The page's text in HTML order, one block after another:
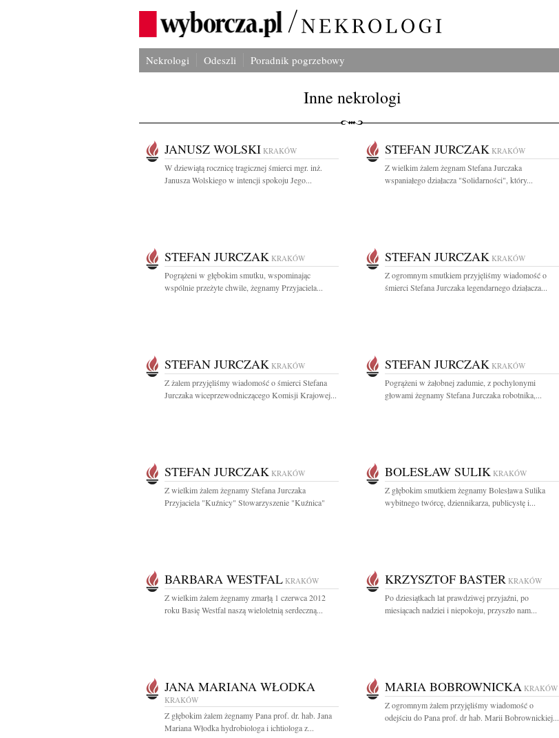
Nekrologi Odeszli Poradnik pogrzebowy
Inne nekrologi
JANUSZ WOLSKI KRAKÓW
W dziewiątą rocznicę tragicznej śmierci mgr. inż.
Janusza Wolskiego w intencji spokoju Jego...
STEFAN JURCZAK KRAKÓW
Z wielkim żalem żegnam Stefana Jurczaka
wspaniałego działacza "Solidarności", który...
STEFAN JURCZAK KRAKÓW
Pogrążeni w głębokim smutku, wspominając
wspólnie przeżyte chwile, żegnamy Przyjaciela...
STEFAN JURCZAK KRAKÓW
Z ogromnym smutkiem przyjęliśmy wiadomość o
śmierci Stefana Jurczaka legendarnego działacza...
STEFAN JURCZAK KRAKÓW
Z żalem przyjęliśmy wiadomość o śmierci Stefana
Jurczaka wiceprzewodniczącego Komisji Krajowej...
STEFAN JURCZAK KRAKÓW
Pogrążeni w żałobnej zadumie, z pochylonymi
głowami żegnamy Stefana Jurczaka robotnika,...
STEFAN JURCZAK KRAKÓW
Z wielkim żalem żegnamy Stefana Jurczaka
Przyjaciela "Kuźnicy" Stowarzyszenie "Kuźnica"
BOLESŁAW SULIK KRAKÓW
Z głębokim smutkiem żegnamy Bolesława Sulika
wybitnego twórcę, dziennikarza, publicystę i...
BARBARA WESTFAL KRAKÓW
Z wielkim żalem żegnamy zmarłą 1 czerwca 2012
roku Basię Westfal naszą wieloletnią serdeczną...
KRZYSZTOF BASTER KRAKÓW
Po dziesiątkach lat prawdziwej przyjaźni, po
miesiącach nadziei i niepokoju, przyszło nam...
JANA MARIANA WŁODKA
KRAKÓW
Z głębokim żalem żegnamy Pana prof. dr. hab. Jana
Mariana Włodka hydrobiologa i ichtiologa z...
MARIA BOBROWNICKA KRAKÓW
Z ogromnym żalem przyjęliśmy wiadomość o
odejściu do Pana prof. dr hab. Marii Bobrownickiej...